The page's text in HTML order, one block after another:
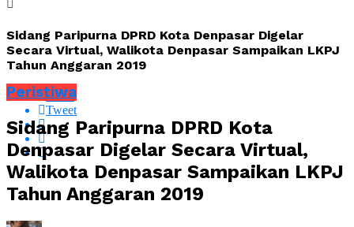
Sidang Paripurna DPRD Kota Denpasar Digelar
Secara Virtual, Walikota Denpasar Sampaikan LKPJ
Tahun Anggaran 2019
Share
Tweet
Peristiwa
Sidang Paripurna DPRD Kota
Denpasar Digelar Secara Virtual,
Walikota Denpasar Sampaikan LKPJ
Tahun Anggaran 2019